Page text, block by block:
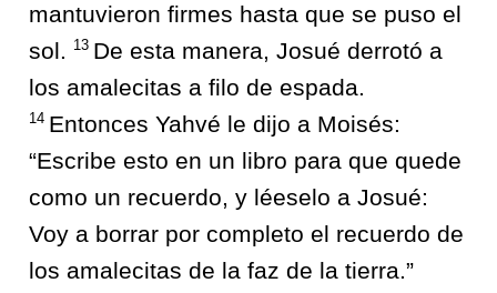
mantuvieron firmes hasta que se puso el
sol.
13 De esta manera, Josué derrotó a
los amalecitas a filo de espada.
14 Entonces Yahvé le dijo a Moisés:
“Escribe esto en un libro para que quede
como un recuerdo, y léeselo a Josué:
Voy a borrar por completo el recuerdo de
los amalecitas de la faz de la tierra.”